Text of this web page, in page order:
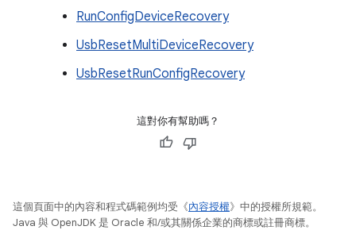
RunConfigDeviceRecovery
UsbResetMultiDeviceRecovery
UsbResetRunConfigRecovery
這對你有幫助嗎？
這個頁面中的內容和程式碼範例均受《內容授權》中的授權所規範。
Java 與 OpenJDK 是 Oracle 和/或其關係企業的商標或註冊商標。